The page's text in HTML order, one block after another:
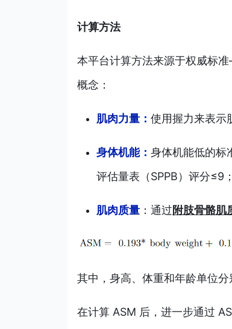
计算方法
本平台计算方法来源于权威标
概念：
肌肉力量： 使用握力来表示
身体机能： 身体机能低的标
评估量表（SPPB）评分≤9；
肌肉质量 ：通过附肢骨骼肌
其中，身高、体重和年龄单位
在计算 ASM 后，进一步通过